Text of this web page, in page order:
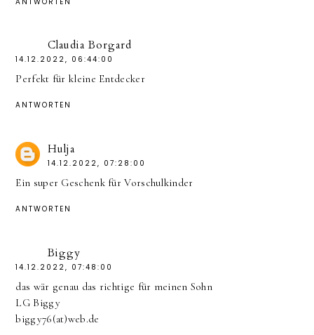
Claudia Borgard
14.12.2022, 06:44:00
Perfekt für kleine Entdecker
ANTWORTEN
Hulja
14.12.2022, 07:28:00
Ein super Geschenk für Vorschulkinder
ANTWORTEN
Biggy
14.12.2022, 07:48:00
das wär genau das richtige für meinen Sohn
LG Biggy
biggy76(at)web.de